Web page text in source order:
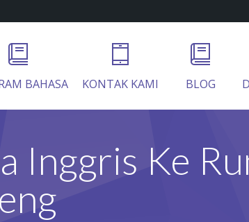
BAHASA KONTAK KAMI BLOG
Inggris Ke